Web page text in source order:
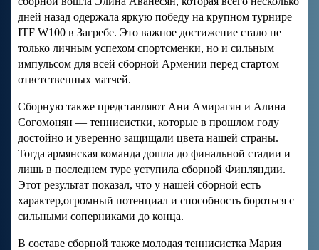
дней назад одержала яркую победу на крупном турнире
ITF W100 в Загребе. Это важное достижение стало не
только личным успехом спортсменки, но и сильным
импульсом для всей сборной Армении перед стартом
ответственных матчей.
Сборную также представляют Ани Амирагян и Алина
Согомонян — теннисистки, которые в прошлом году
достойно и уверенно защищали цвета нашей страны.
Тогда армянская команда дошла до финальной стадии и
лишь в последнем туре уступила сборной Финляндии.
Этот результат показал, что у нашей сборной есть
характер,огромный потенциал и способность бороться с
сильными соперниками до конца.
В составе сборной также молодая теннисистка Мария